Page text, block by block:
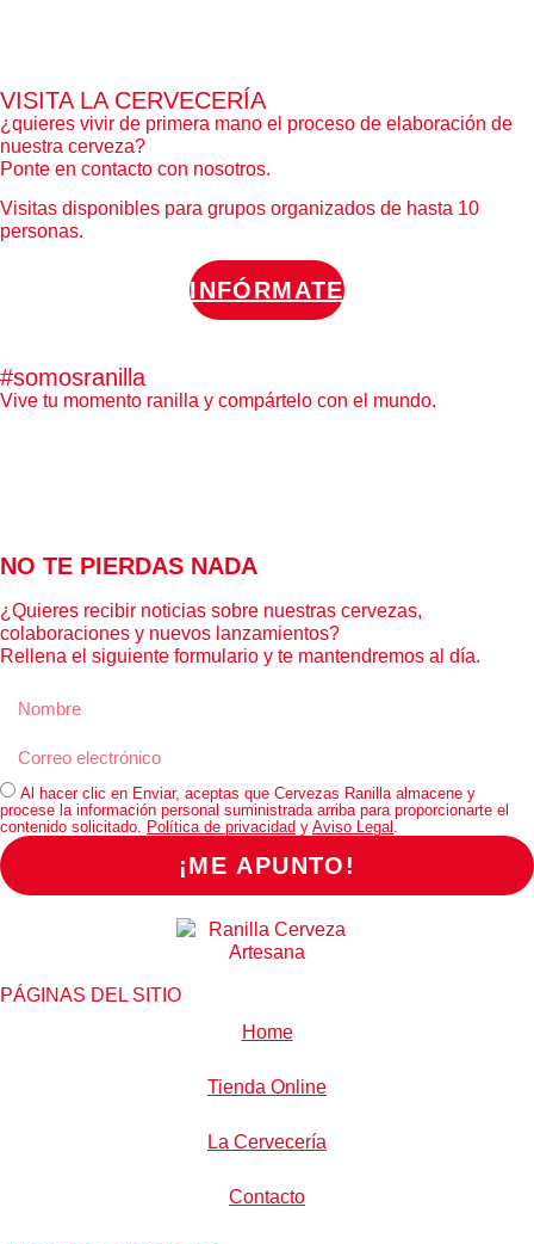
VISITA LA CERVECERÍA
¿quieres vivir de primera mano el proceso de elaboración de
nuestra cerveza?
Ponte en contacto con nosotros.
Visitas disponibles para grupos organizados de hasta 10
personas.
INFÓRMATE
#somosranilla
Vive tu momento ranilla y compártelo con el mundo.
NO TE PIERDAS NADA
¿Quieres recibir noticias sobre nuestras cervezas,
colaboraciones y nuevos lanzamientos?
Rellena el siguiente formulario y te mantendremos al día.
Al hacer clic en Enviar, aceptas que Cervezas Ranilla almacene y
procese la información personal suministrada arriba para proporcionarte el
contenido solicitado. Política de privacidad y Aviso Legal .
¡ME APUNTO!
PÁGINAS DEL SITIO
Home
Tienda Online
La Cervecería
Contacto